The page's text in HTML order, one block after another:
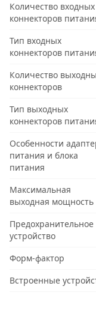
Количество входных
коннекторов
Тип входных
коннекторов
Количество
коннекторов
Тип выходных
коннекторов
Особенности
питания и блока
питания
Максимальная
выходная мощность
Предохранительное
устройство
Форм-фактор
Встроенные